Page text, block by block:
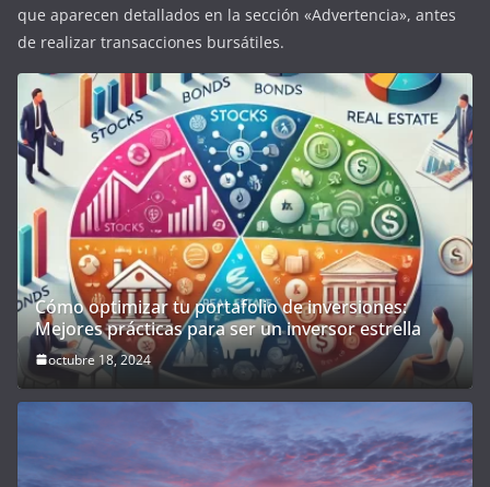
que aparecen detallados en la sección «Advertencia», antes
de realizar transacciones bursátiles.
Cómo optimizar tu portafolio de inversiones:
Mejores prácticas para ser un inversor estrella
octubre 18, 2024